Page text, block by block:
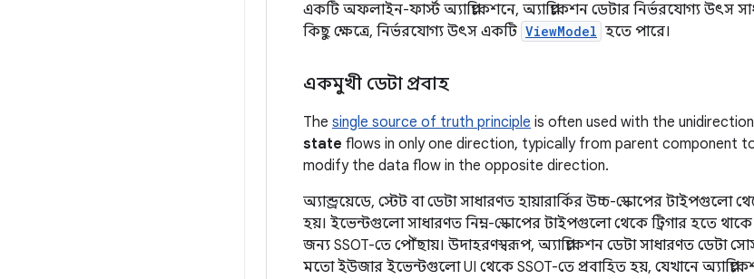
একটি অফলাইন-ফার্স্ট অ্যাপ্লিকেশনে, অ্যাপ্লিকেশন ডেটার নির্ভরযোগ্য উৎস
কিছু ক্ষেত্রে, নির্ভরযোগ্য উৎস একটি ViewModel হতে পারে।
একমুখী ডেটা প্রবাহ
The single source of truth principle is often used with the
state flows in only one direction, typically from parent component
modify the data flow in the opposite direction.
অ্যান্ড্রয়েডে, স্টেট বা ডেটা সাধারণত হায়ারার্কির উচ্চ-স্কোপের টাইপগুলো
হয়। ইভেন্টগুলো সাধারণত নিম্ন-স্কোপের টাইপগুলো থেকে ট্রিগার হতে
জন্য SSOT-তে পৌঁছায়। উদাহরণস্বরূপ, অ্যাপ্লিকেশন ডেটা সাধারণত ডেটা
মতো ইউজার ইভেন্টগুলো UI থেকে SSOT-তে প্রবাহিত হয়, যেখানে